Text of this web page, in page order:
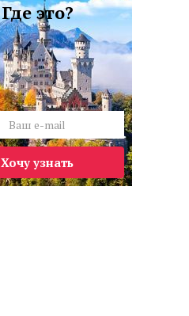
Где это?
Хочу узнать